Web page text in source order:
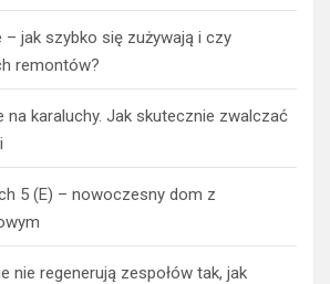
– jak szybko się zużywają i czy
remontów?
na karaluchy. Jak skutecznie zwalczać
5 (E) – nowoczesny dom z
nie regenerują zespołów tak, jak